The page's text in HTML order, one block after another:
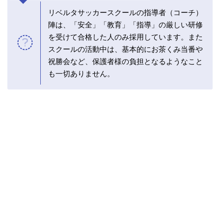
リベルタサッカースクールの指導者（コーチ）
陣は、「安全」「教育」「指導」の厳しい研修
を受けて合格した人のみ採用しています。また
スクールの活動中は、基本的にお茶くみ当番や
祝勝会など、保護者様の負担となるようなこと
も一切ありません。